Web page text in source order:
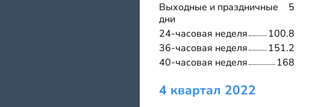
Выходные и праздничные
дни
5
24-часовая неделя
100.8
36-часовая неделя
151.2
40-часовая неделя
168
4 квартал 2022